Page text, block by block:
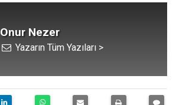
Onur Nezer
Yazarın Tüm Yazıları >